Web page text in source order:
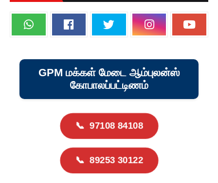
GPM மக்கள் மேடை ஆம்புலன்ஸ்
கோபாலப்பட்டிணம்
📞 97108 84108
📞 89253 30122